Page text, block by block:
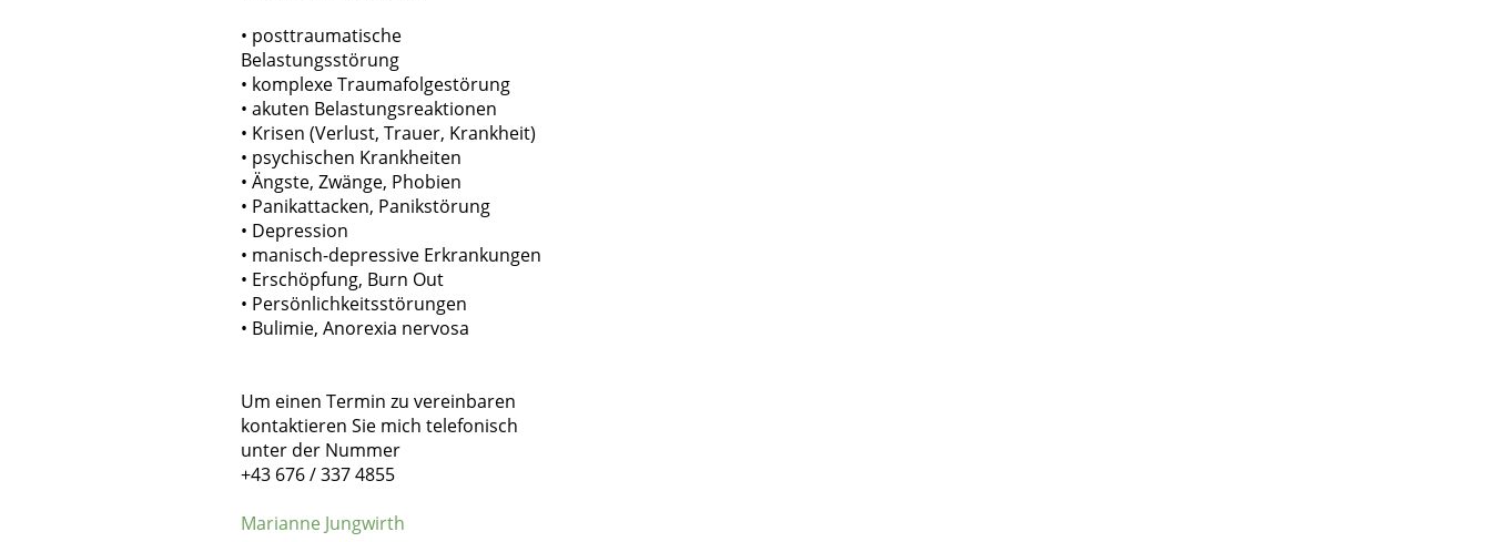
• posttraumatische
Belastungsstörung
• komplexe Traumafolgestörung
• akuten Belastungsreaktionen
• Krisen (Verlust, Trauer, Krankheit)
• psychischen Krankheiten
• Ängste, Zwänge, Phobien
• Panikattacken, Panikstörung
• Depression
• manisch-depressive Erkrankungen
• Erschöpfung, Burn Out
• Persönlichkeitsstörungen
• Bulimie, Anorexia nervosa
Um einen Termin zu vereinbaren
kontaktieren Sie mich telefonisch
unter der Nummer
+43 676 / 337 4855
Marianne Jungwirth